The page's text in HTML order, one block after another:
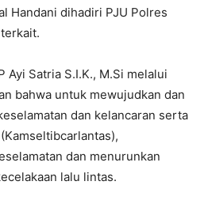
Handani dihadiri PJU Polres
Ayi Satria S.I.K., M.Si melalui
bahwa untuk mewujudkan dan
dan kelancaran serta
dan menurunkan
lalu lintas.